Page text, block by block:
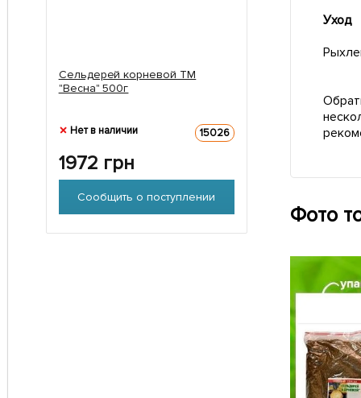
Сельдерей корневой ТМ
"Весна" 500г
Нет в наличии 15026
1972 грн
Сообщить о поступлении
Уход
Фото